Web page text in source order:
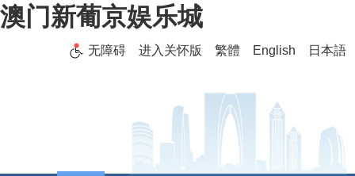
澳门新葡京娱乐城
无障碍 进入关怀版 繁體 English 日本語